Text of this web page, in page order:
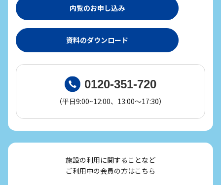
内覧のお申し込み
資料のダウンロード
0120-351-720
（平日9:00~12:00、13:00～17:30）
施設の利用に関することなど
ご利用中の会員の方はこちら